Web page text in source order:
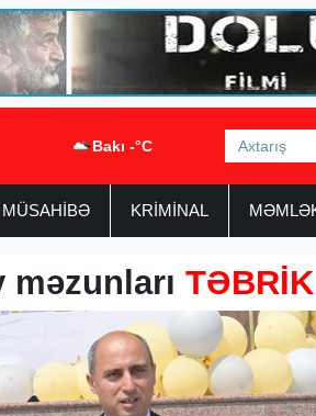
Bakı -°C
MÜSAHİBƏ KRİMİNAL
məzunları